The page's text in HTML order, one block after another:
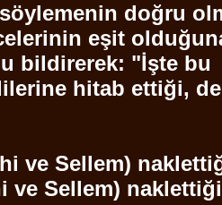
doğru
eşit
bildirerek: "İşte bu
hitab ettiği,
ve Sellem)
ve Sellem)